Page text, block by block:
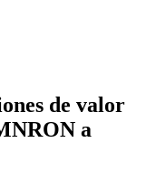
de valor
a